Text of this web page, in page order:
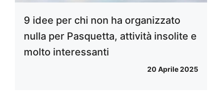
9 idee per chi non ha organizzato
nulla per Pasquetta, attività insolite e
molto interessanti
20 Aprile 2025